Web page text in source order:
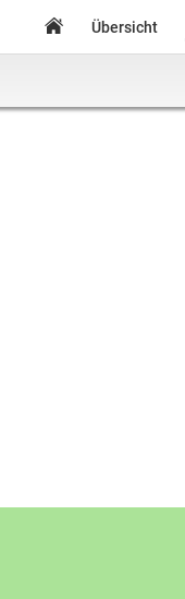
Übersicht